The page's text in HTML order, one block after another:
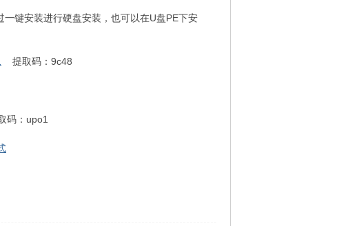
键安装进行硬盘安装，也可以在U盘PE下安
提取码：9c48
：upo1